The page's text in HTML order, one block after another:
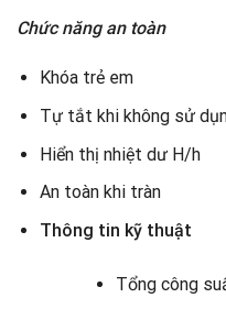
Chức năng an toàn
Khóa trẻ em
Tự tắt khi không sử
Hiển thị nhiệt dư H/h
An toàn khi tràn
Thông tin kỹ thuật
Tổng công